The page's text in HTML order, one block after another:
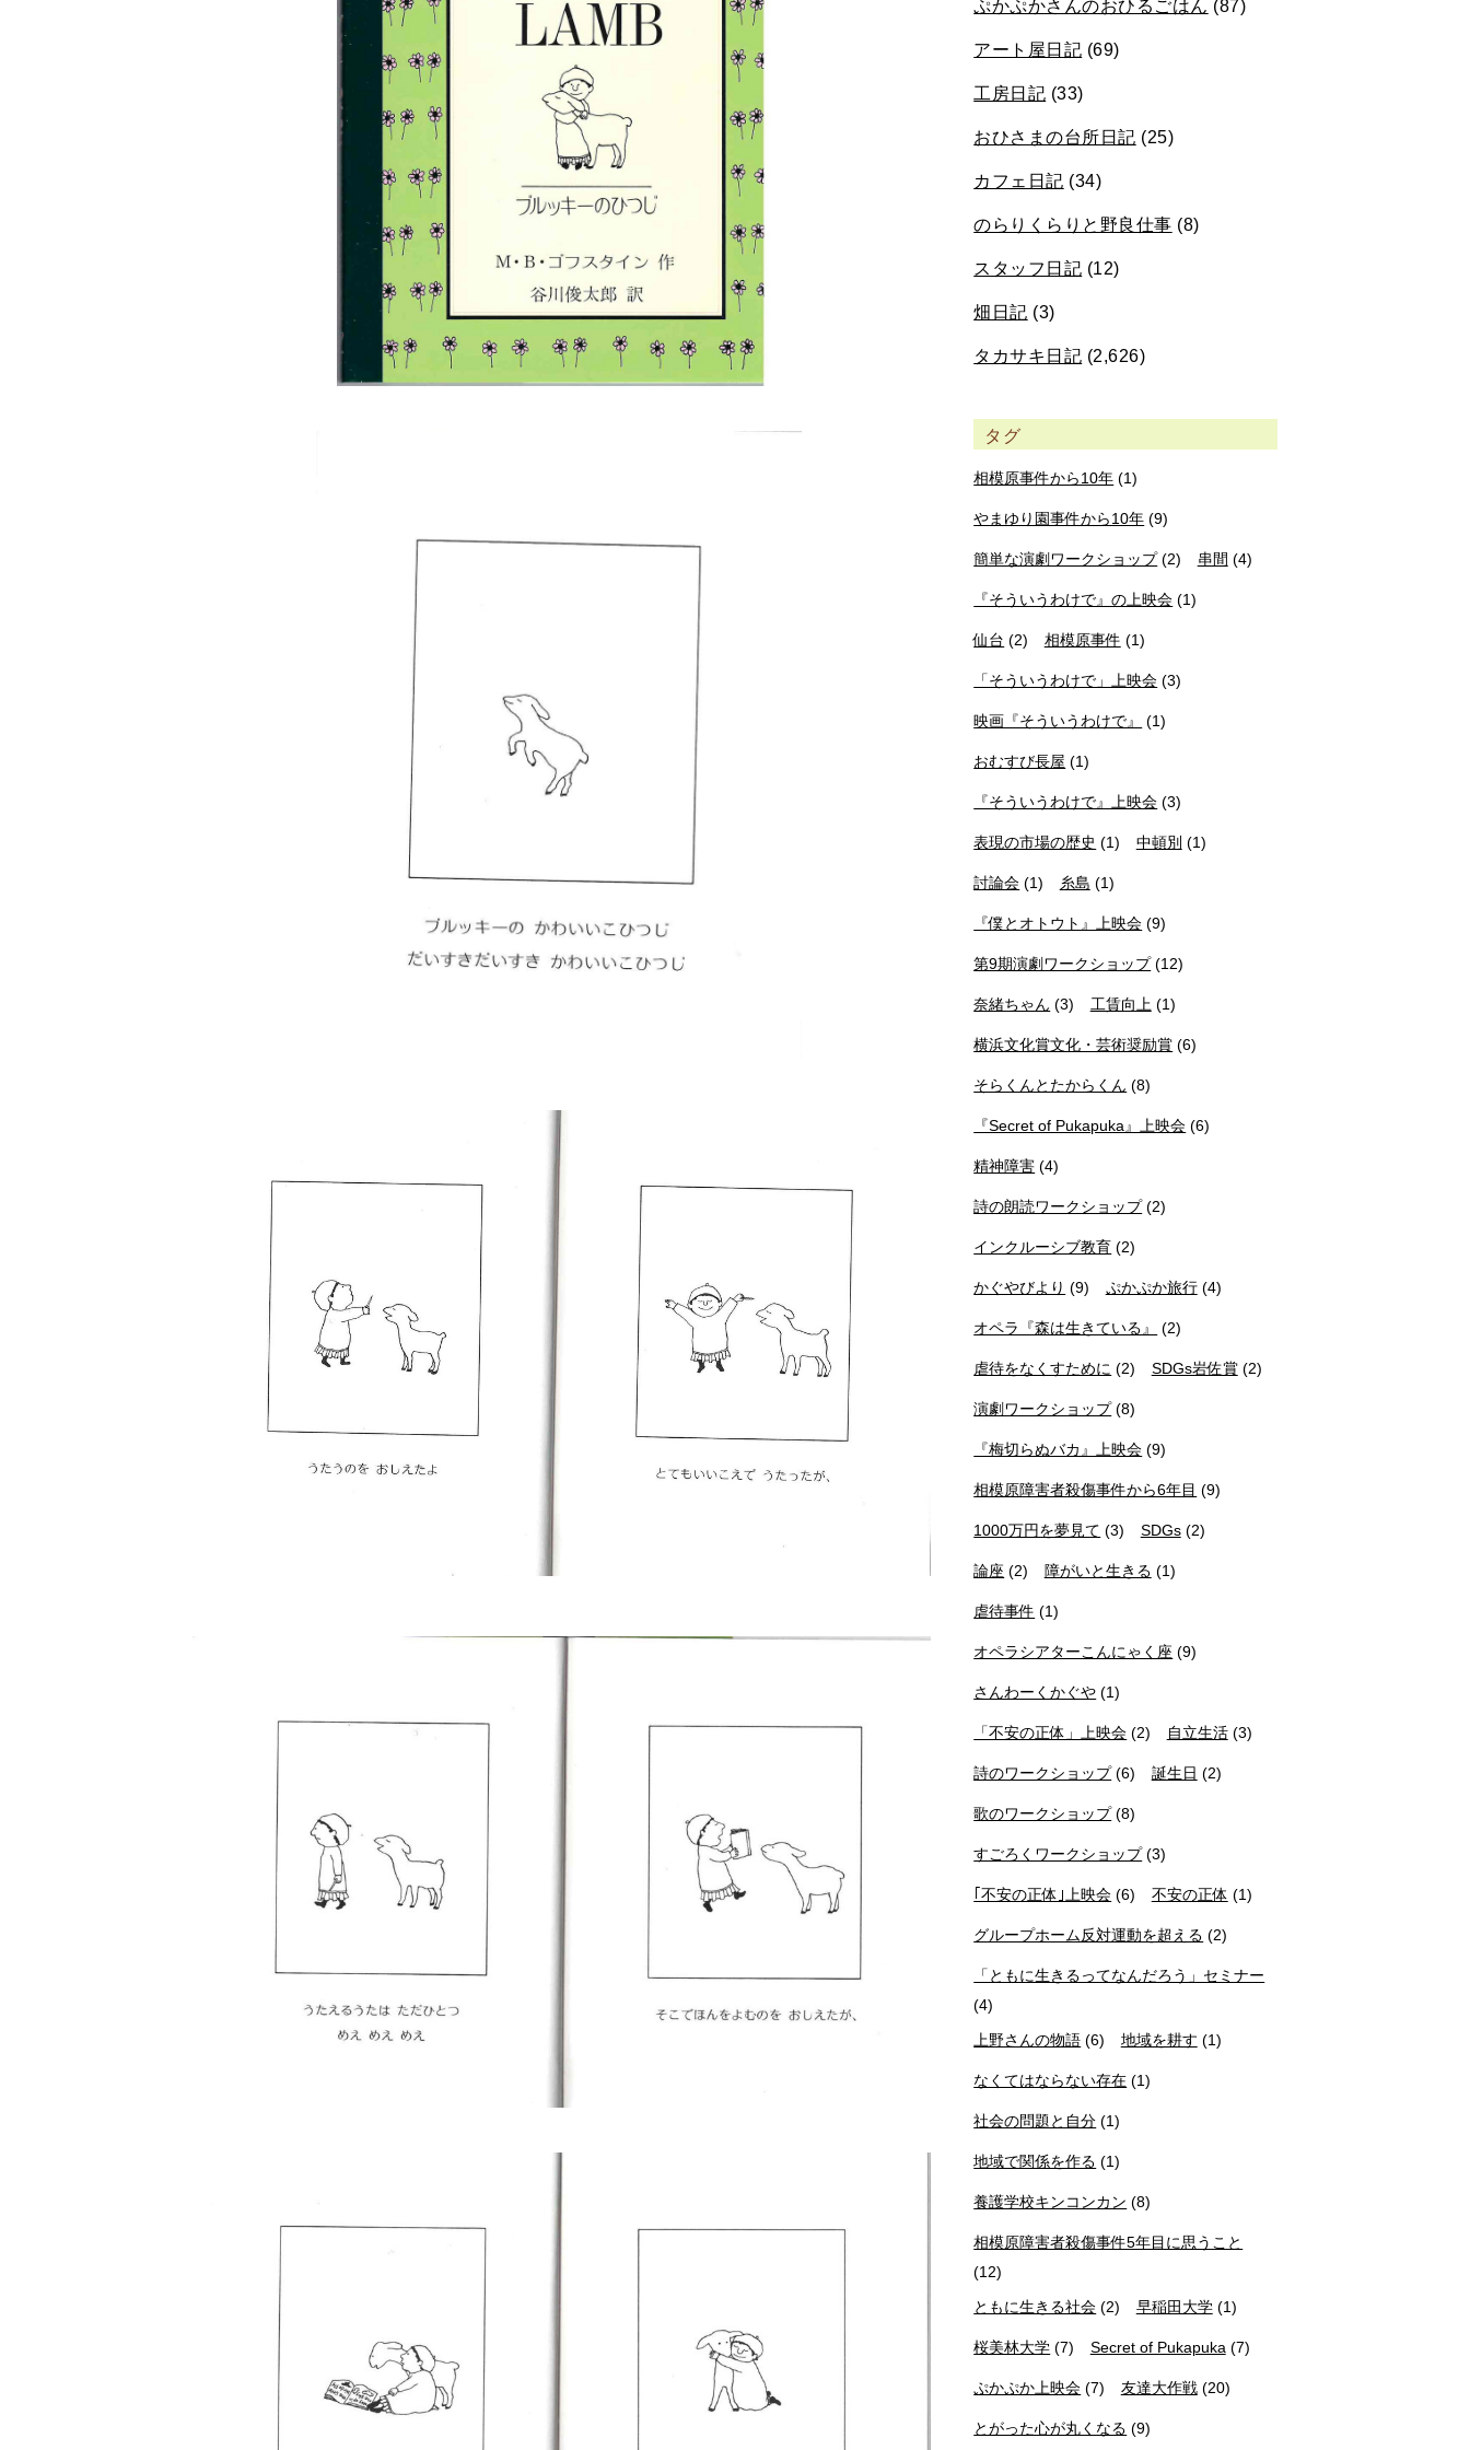
ぷかぷかさんのおひるごはん (87)
アート屋日記 (69)
工房日記 (33)
おひさまの台所日記 (25)
カフェ日記 (34)
のらりくらりと野良仕事 (8)
スタッフ日記 (12)
畑日記 (3)
タカサキ日記 (2,626)
タグ
相模原事件から10年 (1)
やまゆり園事件から10年 (9)
簡単な演劇ワークショップ(2) 串間 (4)
『そういうわけで』の上映会 (1)
仙台 (2) 相模原事件 (1)
「そういうわけで」上映会 (3)
映画『そういうわけで』 (1)
おむすび長屋 (1)
『そういうわけで』上映会 (3)
表現の市場の歴史 (1) 中頓別 (1)
討論会 (1) 糸島 (1)
『僕とオトウト』上映会 (9)
第9期演劇ワークショップ(12)
奈緒ちゃん (3) 工賃向上(1)
横浜文化賞文化・芸術奨励賞 (6)
そらくんとたからくん (8)
『Secret of Pukapuka』上映会 (6)
精神障害 (4)
詩の朗読ワークショップ(2)
インクルーシブ教育 (2)
かぐやびより (9) ぷかぷか旅行(4)
オペラ『森は生きている』 (2)
虐待をなくすために (2) SDGs岩佐賞(2)
演劇ワークショップ(8)
『梅切らぬバカ』上映会 (9)
相模原障害者殺傷事件から6年目 (9)
1000万円を夢見て (3) SDGs(2)
論座 (2) 障がいと生きる (1)
虐待事件 (1)
オペラシアターこんにゃく座 (9)
さんわーくかぐや (1)
「不安の正体」上映会 (2) 自立生活(3)
詩のワークショップ(6) 誕生日 (2)
歌のワークショップ(8)
すごろくワークショップ(3)
｢不安の正体｣上映会 (6) 不安の正体 (1)
グループホーム反対運動を超える (2)
「ともに生きるってなんだろう」セミナー
(4)
上野さんの物語 (6) 地域を耕す (1)
なくてはならない存在 (1)
社会の問題と自分 (1)
地域で関係を作る (1)
養護学校キンコンカン (8)
相模原障害者殺傷事件5年目に思うこと
(12)
ともに生きる社会 (2) 早稲田大学(1)
桜美林大学 (7) Secret of Pukapuka(7)
ぷかぷか上映会 (7) 友達大作戦(20)
とがった心が丸くなる (9)